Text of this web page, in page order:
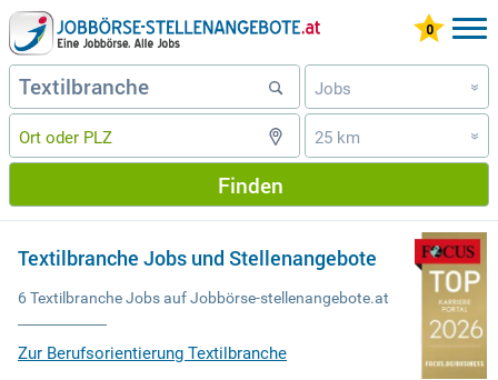
Jobs »
25 km »
Finden
Textilbranche Jobs und Stellenangebote
6 Textilbranche Jobs auf Jobbörse-stellenangebote.at
Zur Berufsorientierung Textilbranche